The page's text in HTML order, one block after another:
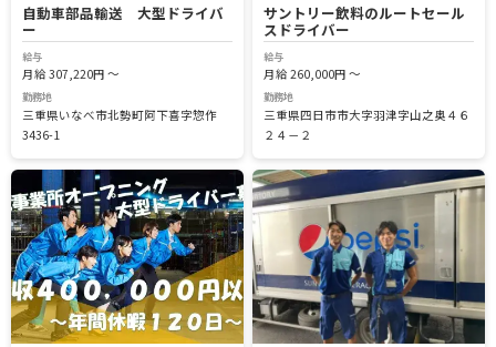
自動車部品輸送 大型ドライバ
ー
給与
月給 307,220円 ～
勤務地
三重県いなべ市北勢町阿下喜字惣作
3436-1
サントリー飲料のルートセール
スドライバー
給与
月給 260,000円 ～
勤務地
三重県四日市市大字羽津字山之奥４６
２４－２